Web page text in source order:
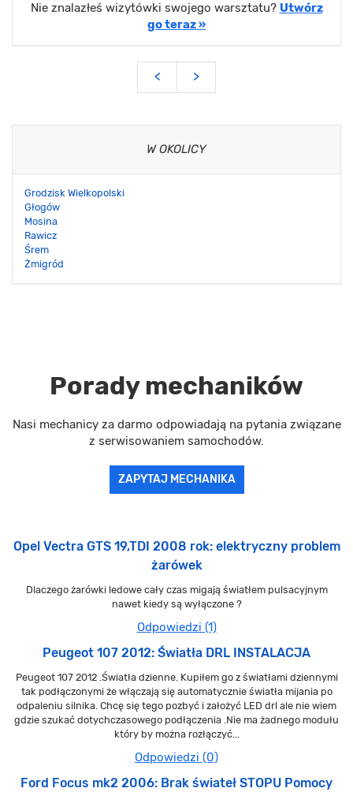
Nie znalazłeś wizytówki swojego warsztatu? Utwórz
go teraz »
< >
W OKOLICY
Grodzisk Wielkopolski
Głogów
Mosina
Rawicz
Śrem
Żmigród
Porady mechaników
Nasi mechanicy za darmo odpowiadają na pytania związane
z serwisowaniem samochodów.
ZAPYTAJ MECHANIKA
Opel Vectra GTS 19,TDI 2008 rok: elektryczny problem
żarówek
Dlaczego żarówki ledowe cały czas migają światłem pulsacyjnym
nawet kiedy są wyłączone ?
Odpowiedzi (1)
Peugeot 107 2012: Światła DRL INSTALACJA
Peugeot 107 2012 .Światła dzienne. Kupiłem go z światłami dziennymi
tak podłączonymi że włączają się automatycznie światła mijania po
odpaleniu silnika. Chcę się tego pozbyć i założyć LED drl ale nie wiem
gdzie szukać dotychczasowego podłączenia .Nie ma żadnego modułu
który by można rozłączyć...
Odpowiedzi (0)
Ford Focus mk2 2006: Brak świateł STOPU Pomocy